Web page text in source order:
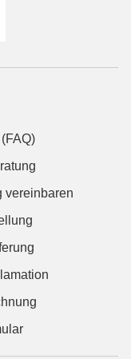
vereinbaren